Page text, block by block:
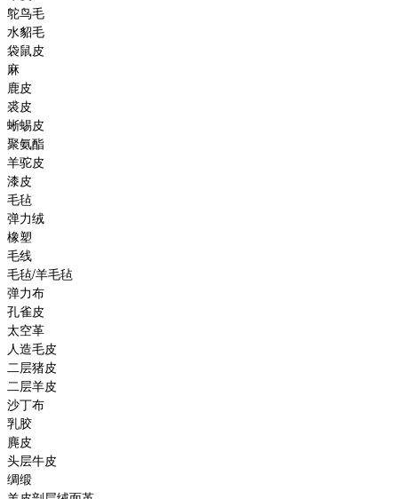
鸵鸟毛
水貂毛
袋鼠皮
麻
鹿皮
裘皮
蜥蜴皮
聚氨酯
羊驼皮
漆皮
毛毡
弹力绒
橡塑
毛线
毛毡/羊毛毡
弹力布
孔雀皮
太空革
人造毛皮
二层猪皮
二层羊皮
沙丁布
乳胶
麂皮
头层牛皮
绸缎